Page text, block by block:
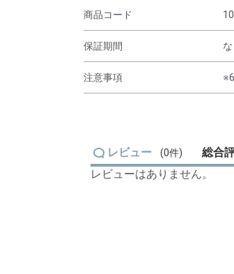
商品コード
保証期間
注意事項
レビュー (0件) 総合
レビューはありません。